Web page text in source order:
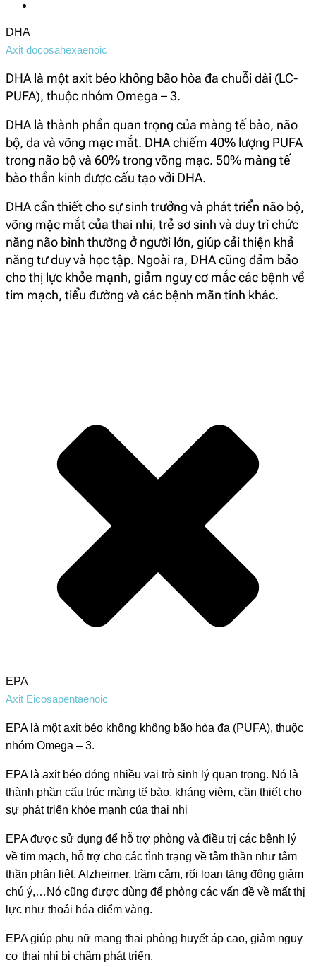
DHA
Axit docosahexaenoic
DHA là một axit béo không bão hòa đa chuỗi dài (LC-
PUFA), thuộc nhóm Omega – 3.
DHA là thành phần quan trọng của màng tế bào, não
bộ, da và võng mạc mắt. DHA chiếm 40% lượng PUFA
trong não bộ và 60% trong võng mạc. 50% màng tế
bào thần kinh được cấu tạo vởi DHA.
DHA cần thiết cho sự sinh trưởng và phát triển não bộ,
võng mặc mắt của thai nhi, trẻ sơ sinh và duy trì chức
năng não bình thường ở người lớn, giúp cải thiện khả
năng tư duy và học tập. Ngoài ra, DHA cũng đảm bảo
cho thị lực khỏe mạnh, giảm nguy cơ mắc các bệnh về
tim mạch, tiểu đường và các bệnh mãn tính khác.
EPA
Axit Eicosapentaenoic
EPA là một axit béo không không bão hòa đa (PUFA), thuộc
nhóm Omega – 3.
EPA là axit béo đóng nhiều vai trò sinh lý quan trọng. Nó là
thành phần cấu trúc màng tế bào, kháng viêm, cần thiết cho
sự phát triển khỏe mạnh của thai nhi
EPA được sử dụng để hỗ trợ phòng và điều trị các bệnh lý
về tim mạch, hỗ trợ cho các tình trạng về tâm thần như tâm
thần phân liệt, Alzheimer, trầm cảm, rối loạn tăng động giảm
chú ý,…Nó cũng được dùng để phòng các vấn đề về mất thị
lực như thoái hóa điểm vàng.
EPA giúp phụ nữ mang thai phòng huyết áp cao, giảm nguy
cơ thai nhi bị chậm phát triển.